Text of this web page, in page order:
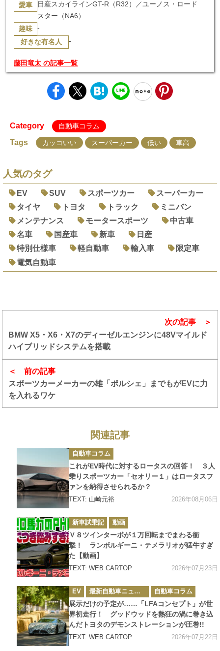
愛車
日産スカイラインGT-R（R32）／ユーノス・ロード
スター（NA6）
趣味 -
好きな有名人 -
藤田竜太 の記事一覧
Category 自動車コラム
Tags カッコいい スーパーカー 低い 車高
人気のタグ
EV SUV スポーツカー
スーパーカー
タイヤ
トヨタ トラック
ミニバン
メンテナンス
モータースポーツ
中古車
名車
国産車 新車
日産
特別仕様車
軽自動車 輸入車
限定車
電気自動車
前の記事
スポーツカーメーカーの雄「ポルシェ」までもがEVに力
を入れるワケ
次の記事
BMW X5・X6・X7のディーゼルエンジンに48Vマイルド
ハイブリッドシステムを搭載
関連記事
カ
テ
ゴ
リ
ー
自動車コラム
これがEV時代に対するロータスの回答！ ３人
乗りスポーツカー「セオリー１」はロータスフ
ァンを納得させられるか？
TEXT: 山崎元裕 2026年08月06日
カ
テ
ゴ
リ
ー
新車試乗記 動画
Ｖ８ツインターボが１万回転までまわる衝
撃！ ランボルギーニ・テメラリオが猛牛すぎ
た【動画】
TEXT: WEB CARTOP 2026年07月23日
カ
テ
ゴ
リ
ー
EV 最新自動車ニュース 自動車コラム
展示だけの予定が……「LFAコンセプト」が世
界初走行！ グッドウッドを熱狂の渦に巻き込
んだトヨタのデモンストレーションが圧巻!!
TEXT: WEB CARTOP 2026年07月22日